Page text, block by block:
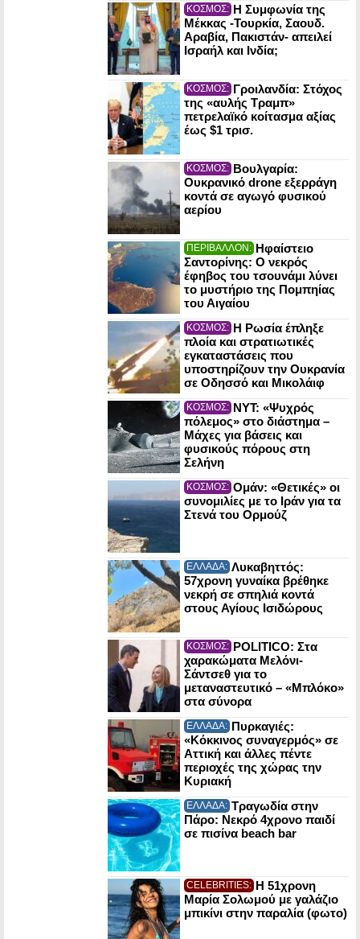
ΚΟΣΜΟΣ: Η Συμφωνία της
Μέκκας -Τουρκία, Σαουδ.
Αραβία, Πακιστάν- απειλεί
Ισραήλ και Ινδία;
ΚΟΣΜΟΣ: Γροιλανδία: Στόχος
της «αυλής Τραμπ»
πετρελαϊκό κοίτασμα αξίας
έως $1 τρισ.
ΚΟΣΜΟΣ: Βουλγαρία:
Ουκρανικό drone εξερράγη
κοντά σε αγωγό φυσικού
αερίου
ΠΕΡΙΒΑΛΛΟΝ: Ηφαίστειο
Σαντορίνης: Ο νεκρός
έφηβος του τσουνάμι λύνει
το μυστήριο της Πομπηίας
του Αιγαίου
ΚΟΣΜΟΣ: Η Ρωσία έπληξε
πλοία και στρατιωτικές
εγκαταστάσεις που
υποστηρίζουν την Ουκρανία
σε Οδησσό και Μικολάιφ
ΚΟΣΜΟΣ: NYT: «Ψυχρός
πόλεμος» στο διάστημα –
Μάχες για βάσεις και
φυσικούς πόρους στη
Σελήνη
ΚΟΣΜΟΣ: Ομάν: «Θετικές» οι
συνομιλίες με το Ιράν για τα
Στενά του Ορμούζ
ΕΛΛΑΔΑ: Λυκαβηττός:
57χρονη γυναίκα βρέθηκε
νεκρή σε σπηλιά κοντά
στους Αγίους Ισιδώρους
ΚΟΣΜΟΣ: POLITICO: Στα
χαρακώματα Μελόνι-
Σάντσεθ για το
μεταναστευτικό – «Μπλόκο»
στα σύνορα
ΕΛΛΑΔΑ: Πυρκαγιές:
«Κόκκινος συναγερμός» σε
Αττική και άλλες πέντε
περιοχές της χώρας την
Κυριακή
ΕΛΛΑΔΑ: Τραγωδία στην
Πάρο: Νεκρό 4χρονο παιδί
σε πισίνα beach bar
CELEBRITIES: Η 51χρονη
Μαρία Σολωμού με γαλάζιο
μπικίνι στην παραλία (φωτο)